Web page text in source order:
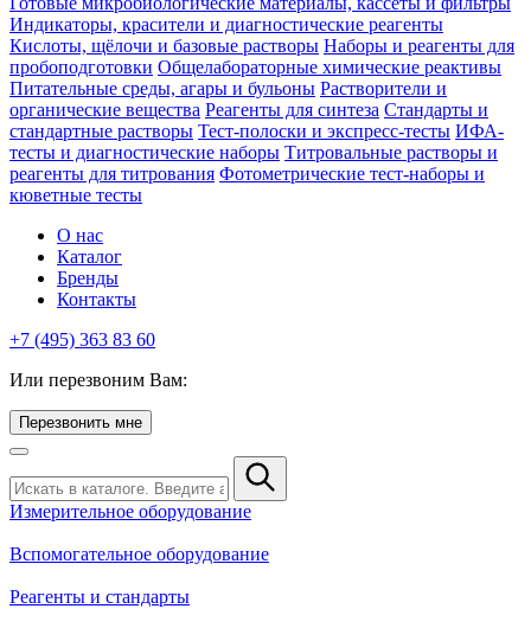
Индикаторы, красители и диагностические реагенты
Кислоты, щёлочи и базовые растворы Наборы и реагенты для
пробоподготовки Общелабораторные химические реактивы
Питательные среды, агары и бульоны Растворители и
органические вещества Реагенты для синтеза Стандарты и
стандартные растворы Тест-полоски и экспресс-тесты ИФА-
тесты и диагностические наборы Титровальные растворы и
реагенты для титрования Фотометрические тест-наборы и
кюветные тесты
О нас
Каталог
Бренды
Контакты
+7 (495) 363 83 60
Или перезвоним Вам:
Перезвонить мне
Измерительное оборудование
Вспомогательное оборудование
Реагенты и стандарты